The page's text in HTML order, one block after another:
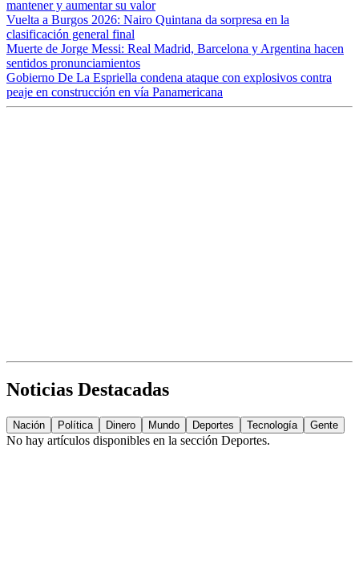
mantener y aumentar su valor
Vuelta a Burgos 2026: Nairo Quintana da sorpresa en la
clasificación general final
Muerte de Jorge Messi: Real Madrid, Barcelona y Argentina hacen
sentidos pronunciamientos
Gobierno De La Espriella condena ataque con explosivos contra
peaje en construcción en vía Panamericana
Noticias Destacadas
Nación Política Dinero Mundo Deportes Tecnología Gente
No hay artículos disponibles en la sección Deportes.